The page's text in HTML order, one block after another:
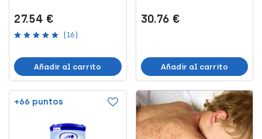
27.54 €
(16)
Añadir al carrito
30.76 €
Añadir al carrito
+66 puntos